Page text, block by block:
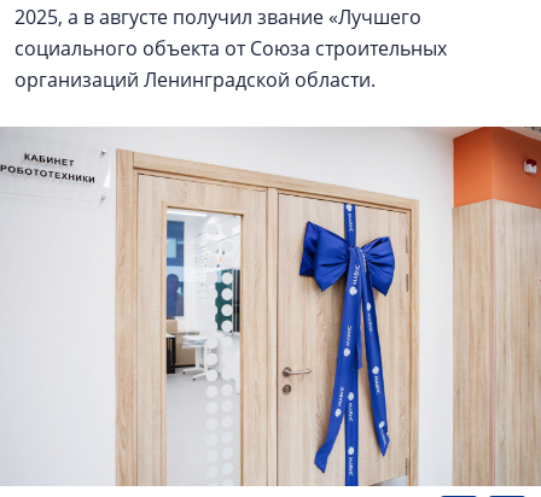
2025, а в августе получил звание «Лучшего
социального объекта от Союза строительных
организаций Ленинградской области.